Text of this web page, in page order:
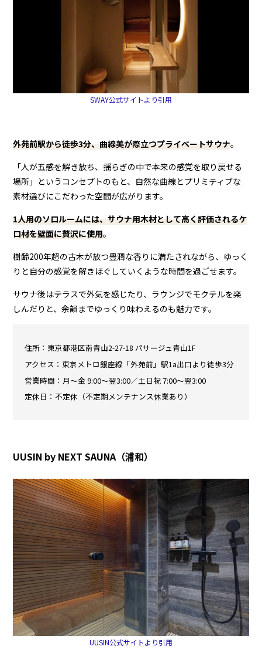
SWAY公式サイトより引用
外苑前駅から徒歩3分、曲線美が際立つプライベートサウナ。
「人が五感を解き放ち、揺らぎの中で本来の感覚を取り戻せる
場所」というコンセプトのもと、自然な曲線とプリミティブな
素材選びにこだわった空間が広がります。
1人用のソロルームには、サウナ用木材として高く評価されるケ
ロ材を壁面に贅沢に使用。
樹齢200年超の古木が放つ豊潤な香りに満たされながら、ゆっく
りと自分の感覚を解きほぐしていくような時間を過ごせます。
サウナ後はテラスで外気を感じたり、ラウンジでモクテルを楽
しんだりと、余韻までゆっくり味わえるのも魅力です。
住所：東京都港区南青山2-27-18 パサージュ青山1F
アクセス：東京メトロ銀座線「外苑前」駅1a出口より徒歩3分
営業時間：月〜金 9:00〜翌3:00／土日祝 7:00〜翌3:00
定休日：不定休（不定期メンテナンス休業あり）
UUSIN by NEXT SAUNA（浦和）
UUSIN公式サイトより引用